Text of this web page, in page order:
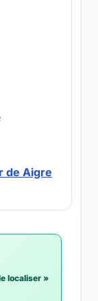
de Aigre
localiser »